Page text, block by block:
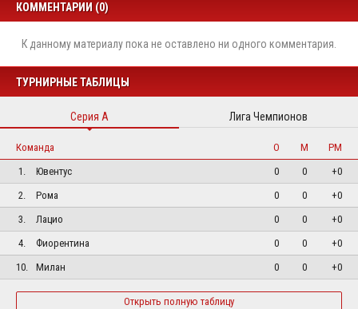
КОММЕНТАРИИ (0)
К данному материалу пока не оставлено ни одного комментария.
ТУРНИРНЫЕ ТАБЛИЦЫ
Серия А Лига Чемпионов
Команда О М
РМ
1.
Ювентус 0 0
+0
2.
Рома 0 0
+0
3.
Лацио 0 0
+0
4.
Фиорентина 0 0
+0
10.
Милан 0 0 +0
Открыть полную таблицу